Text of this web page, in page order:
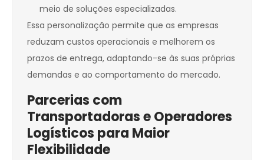
meio de soluções especializadas.
Essa personalização permite que as empresas
reduzam custos operacionais e melhorem os
prazos de entrega, adaptando-se às suas próprias
demandas e ao comportamento do mercado.
Parcerias com
Transportadoras e Operadores
Logísticos para Maior
Flexibilidade